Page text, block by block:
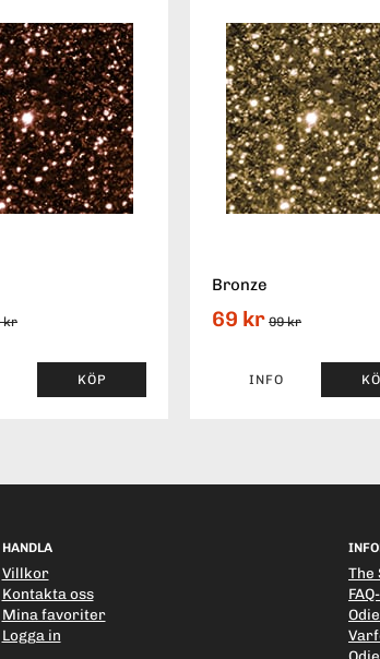
kr
KÖP
Bronze
69 kr 99 kr
INFO
HANDLA
Villkor
Kontakta oss
Mina favoriter
Logga in
The